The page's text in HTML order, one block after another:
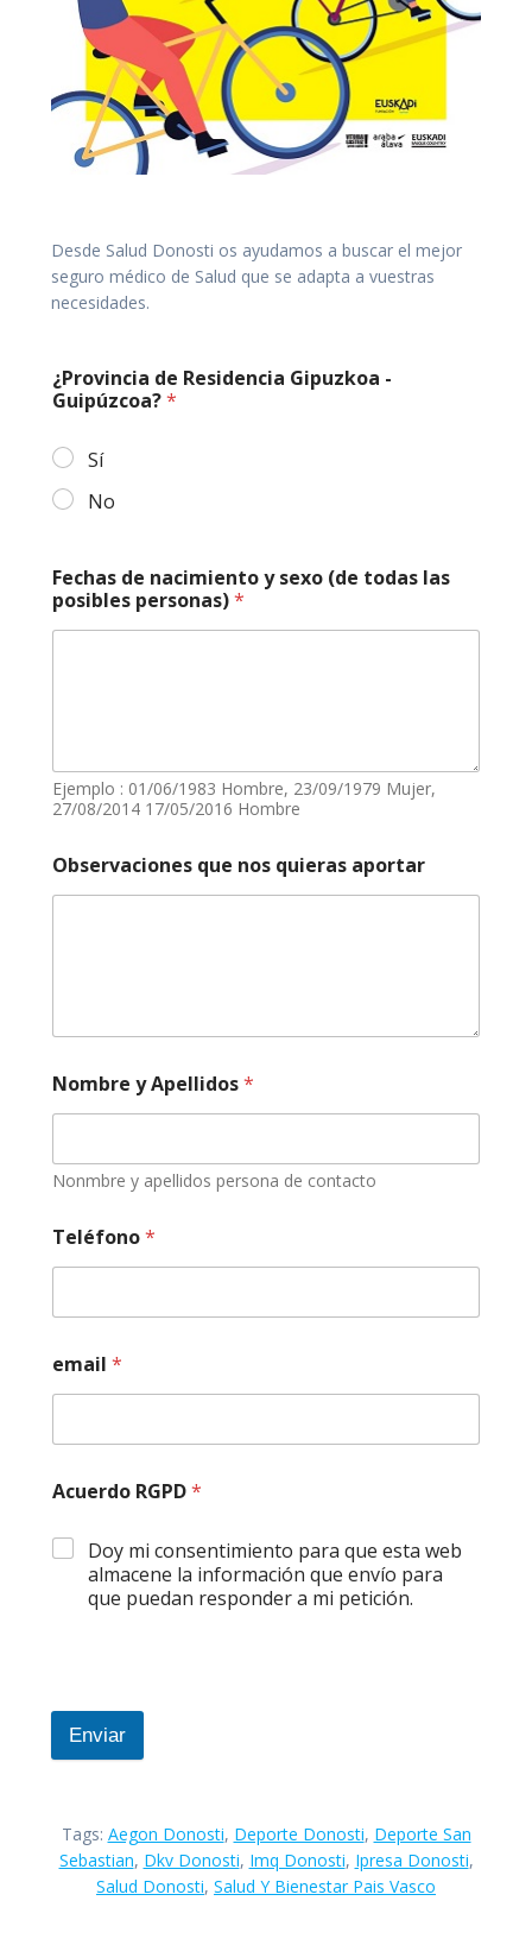
Desde Salud Donosti os ayudamos a buscar el mejor
seguro médico de Salud que se adapta a vuestras
necesidades.
¿Provincia de Residencia Gipuzkoa -
Guipúzcoa?*
Sí
No
Fechas de nacimiento y sexo (de todas las
posibles personas)*
Ejemplo : 01/06/1983 Hombre, 23/09/1979 Mujer,
27/08/2014 17/05/2016 Hombre
Observaciones que nos quieras aportar
Nombre y Apellidos*
Nonmbre y apellidos persona de contacto
Teléfono*
email *
Acuerdo RGPD*
Doy mi consentimiento para que esta web
almacene la información que envío para
que puedan responder a mi petición.
Enviar
Tags: Aegon Donosti, Deporte Donosti, Deporte San
Sebastian, Dkv Donosti, Imq Donosti, Ipresa Donosti,
Salud Donosti, Salud Y Bienestar Pais Vasco